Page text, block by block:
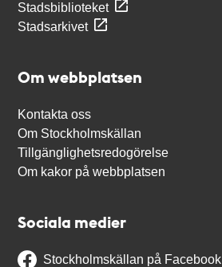
Stadsbiblioteket
Stadsarkivet
Om webbplatsen
Kontakta oss
Om Stockholmskällan
Tillgänglighetsredogörelse
Om kakor på webbplatsen
Sociala medier
Stockholmskällan på Facebook